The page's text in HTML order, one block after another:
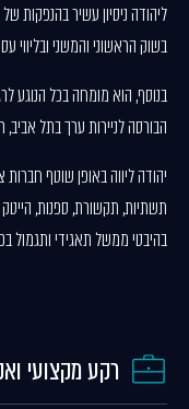
ליהודה ניסיון עשיר בהנפקות
בשוק הראשוני והמשני ובליווי
בנוסף, הוא מומחה בכל הנוגע
הבורסה לניירות ערך בתל
יהודה ליווה באופן שוטף חברות
תשתיות, תקשורת, ספנות, הייטק
בהיבטי ממשל תאגידי ותגמול
רקע מקצועי